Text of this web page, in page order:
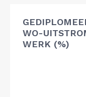
WO-
WERK (%)